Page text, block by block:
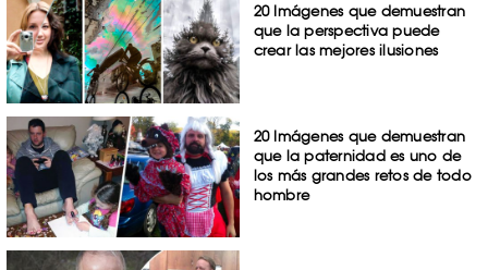
20 Imágenes que demuestran
que la perspectiva puede
crear las mejores ilusiones
20 Imágenes que demuestran
que la paternidad es uno de
los más grandes retos de todo
hombre